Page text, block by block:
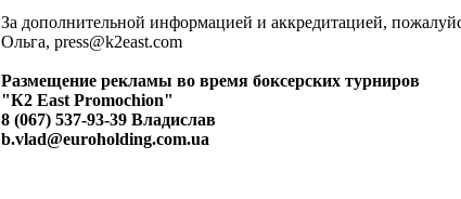
За дополнительной информацией и аккредитацией,
Ольга, press@k2east.com
Размещение рекламы во время боксерских турниров
"К2 East Promochion"
8 (067) 537-93-39 Владислав
b.vlad@euroholding.com.ua